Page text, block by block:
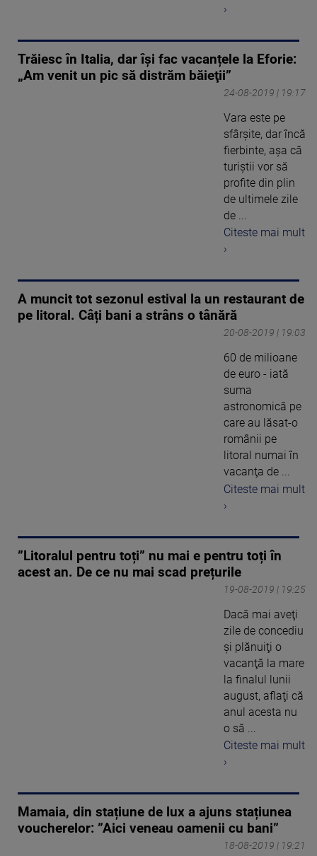
›
Trăiesc în Italia, dar își fac vacanțele la Eforie:
„Am venit un pic să distrăm băieţii”
24-08-2019 | 19:17
Vara este pe
sfârşite, dar încă
fierbinte, aşa că
turiştii vor să
profite din plin
de ultimele zile
de ...
Citeste mai mult
›
A muncit tot sezonul estival la un restaurant de
pe litoral. Câți bani a strâns o tânără
20-08-2019 | 19:03
60 de milioane
de euro - iată
suma
astronomică pe
care au lăsat-o
românii pe
litoral numai în
vacanţa de ...
Citeste mai mult
›
”Litoralul pentru toți” nu mai e pentru toți în
acest an. De ce nu mai scad prețurile
19-08-2019 | 19:25
Dacă mai aveţi
zile de concediu
şi plănuiţi o
vacanţă la mare
la finalul lunii
august, aflaţi că
anul acesta nu
o să ...
Citeste mai mult
›
Mamaia, din stațiune de lux a ajuns stațiunea
voucherelor: ”Aici veneau oamenii cu bani”
18-08-2019 | 19:21